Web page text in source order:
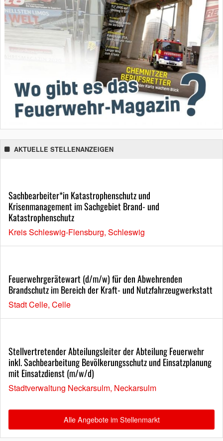
AKTUELLE STELLENANZEIGEN
Sachbearbeiter*in Katastrophenschutz und
Krisenmanagement im Sachgebiet Brand- und
Katastrophenschutz
Kreis Schleswig-Flensburg, Schleswig
Feuerwehrgerätewart (d/m/w) für den Abwehrenden
Brandschutz im Bereich der Kraft- und Nutzfahrzeugwerkstatt
Stadt Celle, Celle
Stellvertretender Abteilungsleiter der Abteilung Feuerwehr
inkl. Sachbearbeitung Bevölkerungsschutz und Einsatzplanung
mit Einsatzdienst (m/w/d)
Stadtverwaltung Neckarsulm, Neckarsulm
Alle Angebote im Stellenmarkt